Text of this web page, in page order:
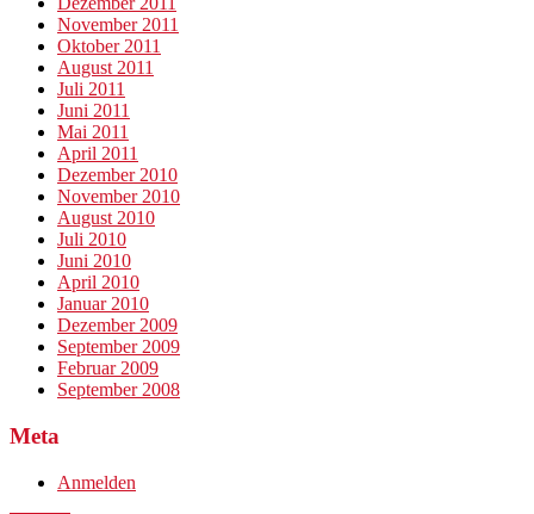
November 2011
Oktober 2011
August 2011
Juli 2011
Juni 2011
Mai 2011
April 2011
Dezember 2010
November 2010
August 2010
Juli 2010
Juni 2010
April 2010
Januar 2010
Dezember 2009
September 2009
Februar 2009
September 2008
Meta
Anmelden